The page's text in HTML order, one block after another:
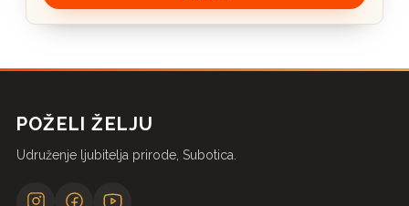
POŽELI ŽELJU
Udruženje ljubitelja prirode, Subotica.